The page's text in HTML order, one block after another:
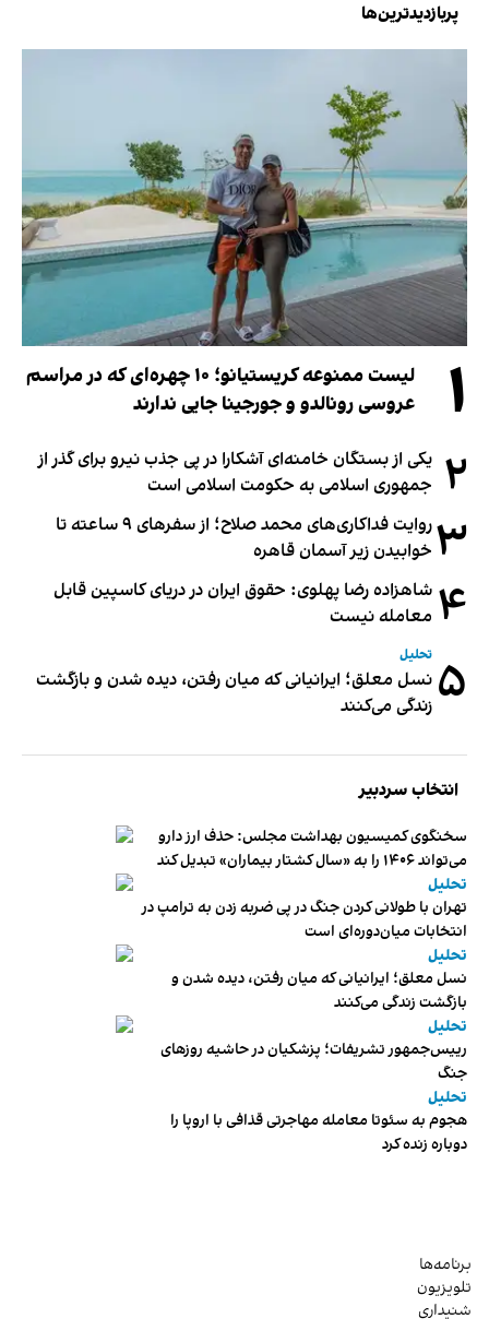
پربازدیدترین‌ها
۱
لیست ممنوعه کریستیانو؛ ۱۰ چهره‌ای که در مراسم
عروسی رونالدو و جورجینا جایی ندارند
۲ یکی از بستگان خامنه‌ای آشکارا در پی جذب نیرو برای گذر از
جمهوری اسلامی به حکومت اسلامی است
۳
روایت فداکاری‌های محمد صلاح؛ از سفرهای ۹ ساعته تا
خوابیدن زیر آسمان قاهره
۴ شاهزاده رضا پهلوی: حقوق ایران در دریای کاسپین قابل
معامله نیست
۵ تحلیل
نسل معلق؛ ایرانیانی که میان رفتن، دیده شدن و بازگشت
زندگی می‌کنند
انتخاب سردبیر
سخنگوی کمیسیون بهداشت مجلس: حذف ارز دارو
می‌تواند ۱۴۰۶ را به «سال کشتار بیماران» تبدیل کند
تحلیل
تهران با طولانی کردن جنگ در پی ضربه زدن به ترامپ در
انتخابات میان‌دوره‌ای است
تحلیل
نسل معلق؛ ایرانیانی که میان رفتن، دیده شدن و
بازگشت زندگی می‌کنند
تحلیل
رییس‌جمهور تشریفات؛ پزشکیان در حاشیه روزهای
جنگ
تحلیل
هجوم به سئوتا معامله مهاجرتی قذافی با اروپا را
دوباره زنده کرد
برنامه‌ها
تلویزیون
شنیداری